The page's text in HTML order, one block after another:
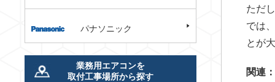
ただ
では
とが
関連：
パナソニック
業務用エアコンを
取付工事場所から探す